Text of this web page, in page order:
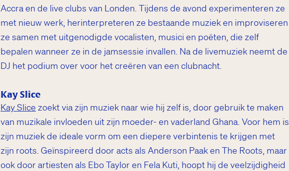
Accra en de live clubs van Londen. Tijdens de avond experimenteren ze
met nieuw werk, herinterpreteren ze bestaande muziek en improviseren
ze samen met uitgenodigde vocalisten, musici en poëten, die zelf
bepalen wanneer ze in de jamsessie invallen. Na de livemuziek neemt de
DJ het podium over voor het creëren van een clubnacht.
Kay Slice
Kay Slice zoekt via zijn muziek naar wie hij zelf is, door gebruik te maken
van muzikale invloeden uit zijn moeder- en vaderland Ghana. Voor hem is
zijn muziek de ideale vorm om een diepere verbintenis te krijgen met
zijn roots. Geïnspireerd door acts als Anderson Paak en The Roots, maar
ook door artiesten als Ebo Taylor en Fela Kuti, hoopt hij de veelzijdigheid